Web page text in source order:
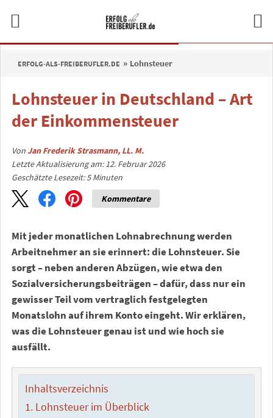
ERFOLG-ALS-FREIBERUFLER.DE Lohnsteuer
Lohnsteuer in Deutschland – Art
der Einkommensteuer
VonJan Frederik Strasmann, LL. M.
Letzte Aktualisierung am: 12. Februar 2026
Geschätzte Lesezeit:5 Minuten
Kommentare
Mit jeder monatlichen Lohnabrechnung werden
Arbeitnehmer an sie erinnert: die Lohnsteuer. Sie
sorgt – neben anderen Abzügen, wie etwa den
Sozialversicherungsbeiträgen – dafür, dass nur ein
gewisser Teil vom vertraglich festgelegten
Monatslohn auf ihrem Konto eingeht. Wir erklären,
was die Lohnsteuer genau ist und wie hoch sie
ausfällt.
Inhaltsverzeichnis
Lohnsteuer im Überblick